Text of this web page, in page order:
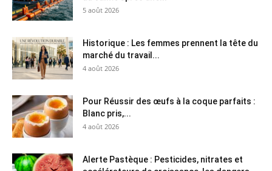
5 août 2026
Historique : Les femmes prennent la tête du
marché du travail...
4 août 2026
Pour Réussir des œufs à la coque parfaits :
Blanc pris,...
4 août 2026
Alerte Pastèque : Pesticides, nitrates et